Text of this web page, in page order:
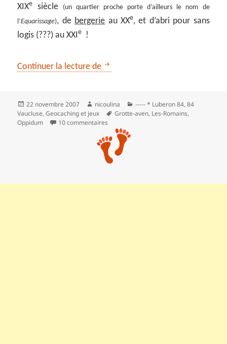
XIXe siècle
(un quartier proche porte d’ailleurs le nom de
l’Equarissage), de bergerie au XXe, et d’abri pour sans
logis (???) au XXIe !
Continuer la lecture de La colline Saint-Jacques à
Publié
le
22 novembre 2007 Auteur
nicoulina Catégories
----- * Luberon 84,84
Vaucluse,Geocaching et jeux Mots-
clés
Grotte-aven, Les‑Romains,
Oppidum
10 commentaires